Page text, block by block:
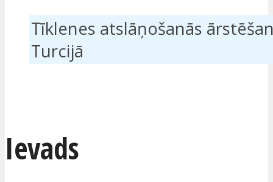
Tīklenes atslāņošanās
Turcijā
Ievads